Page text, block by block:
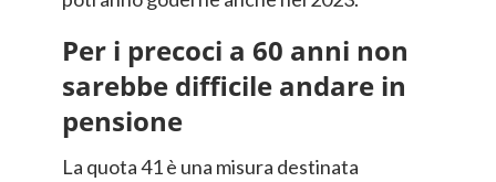
Per i precoci a 60 anni non
sarebbe difficile andare in
pensione
La quota 41 è una misura destinata